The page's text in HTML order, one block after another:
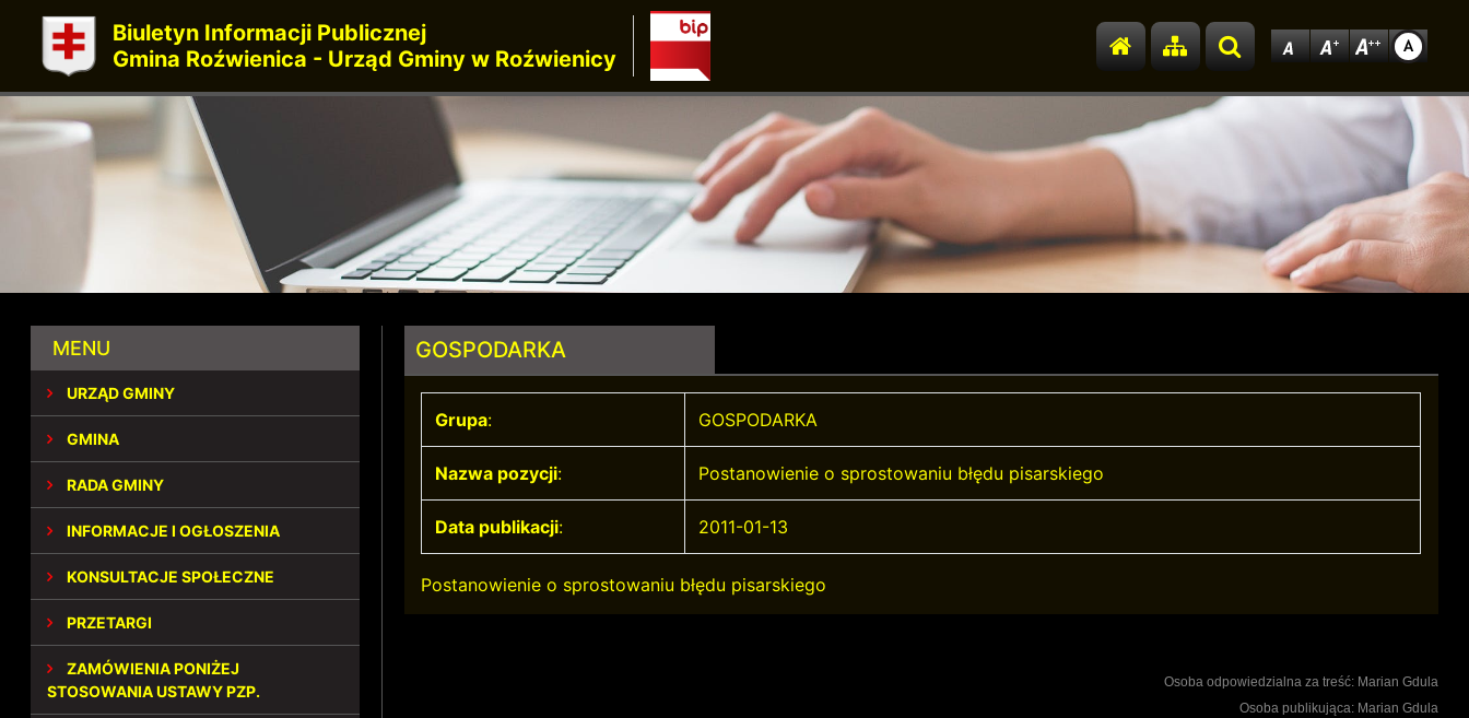
Biuletyn Informacji Publicznej
Gmina Roźwienica - Urząd Gminy w Roźwienicy
Przejdź do strony głównej
Przejdź do mapy strony
Szukaj
MENU
URZĄD GMINY
GMINA
RADA GMINY
INFORMACJE I OGŁOSZENIA
KONSULTACJE SPOŁECZNE
PRZETARGI
ZAMÓWIENIA PONIŻEJ
STOSOWANIA USTAWY PZP.
GOSPODARKA
Grupa: GOSPODARKA
Nazwa pozycji: Postanowienie o sprostowaniu błędu pisarskiego
Data publikacji: 2011-01-13
Postanowienie o sprostowaniu błędu pisarskiego
Osoba odpowiedzialna za treść: Marian Gdula
Osoba publikująca: Marian Gdula